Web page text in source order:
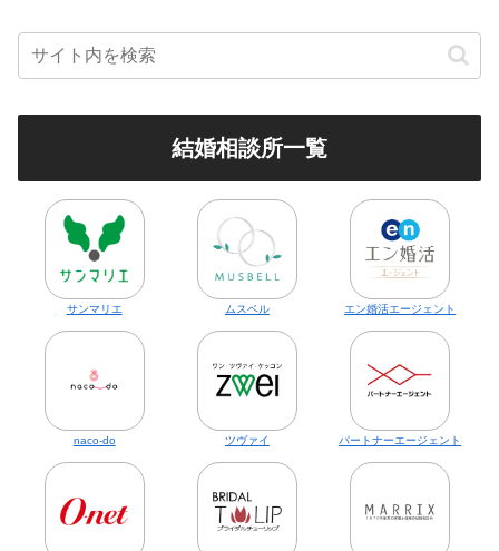
結婚相談所一覧
サンマリエ ムスベル エン婚活エージェント
naco-do ツヴァイ パートナーエージェント